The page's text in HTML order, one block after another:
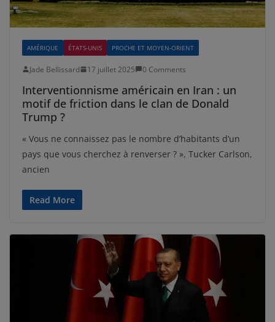
AMÉRIQUE ÉTATS-UNIS PROCHE ET MOYEN-ORIENT
Jade Bellissard 17 juillet 2025 0 Comments
Interventionnisme américain en Iran : un
motif de friction dans le clan de Donald
Trump ?
« Vous ne connaissez pas le nombre d’habitants d’un
pays que vous cherchez à renverser ? », Tucker Carlson,
ancien
Read More